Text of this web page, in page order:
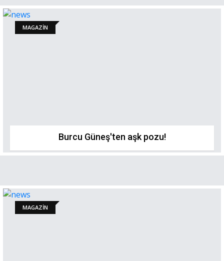
MAGAZİN
Burcu Güneş'ten aşk pozu!
MAGAZİN